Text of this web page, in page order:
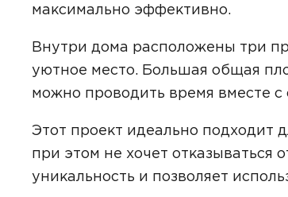
максимально эффективно.
Внутри дома расположены три
уютное место. Большая общая
можно проводить время вместе с
Этот проект идеально подходит
при этом не хочет отказываться
уникальность и позволяет